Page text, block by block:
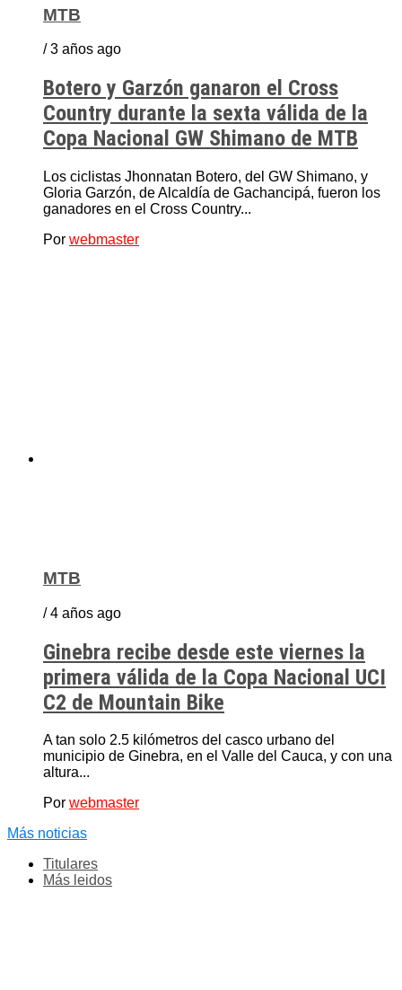
MTB
/ 3 años ago
Botero y Garzón ganaron el Cross
Country durante la sexta válida de la
Copa Nacional GW Shimano de MTB
Los ciclistas Jhonnatan Botero, del GW Shimano, y
Gloria Garzón, de Alcaldía de Gachancipá, fueron los
ganadores en el Cross Country...
Por webmaster
MTB
/ 4 años ago
Ginebra recibe desde este viernes la
primera válida de la Copa Nacional UCI
C2 de Mountain Bike
A tan solo 2.5 kilómetros del casco urbano del
municipio de Ginebra, en el Valle del Cauca, y con una
altura...
Por webmaster
Más noticias
Titulares
Más leidos